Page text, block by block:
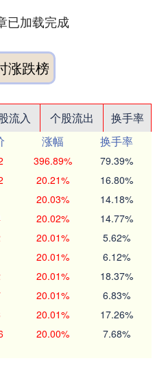
已加载完成
涨跌榜
流入 个股流出
换手率
涨幅
换手率
396.89% 79.39%
20.21% 16.80%
20.03% 14.18%
20.02% 14.77%
20.01% 5.62%
20.01% 6.12%
20.01% 18.37%
20.01% 6.83%
20.01% 17.26%
20.00% 7.68%